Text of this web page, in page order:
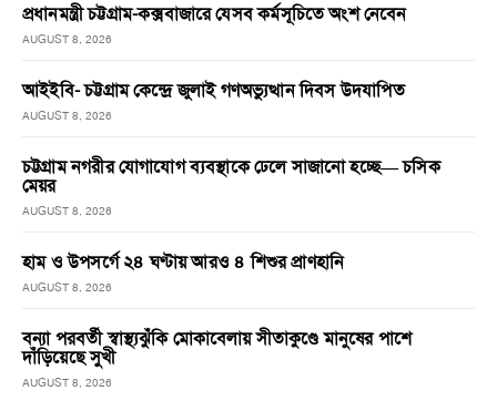
প্রধানমন্ত্রী চট্টগ্রাম-কক্সবাজারে যেসব কর্মসূচিতে অংশ নেবেন
AUGUST 8, 2026
আইইবি- চট্টগ্রাম কেন্দ্রে জুলাই গণঅভ্যুত্থান দিবস উদযাপিত
AUGUST 8, 2026
চট্টগ্রাম নগরীর যোগাযোগ ব্যবস্থাকে ঢেলে সাজানো হচ্ছে— চসিক
মেয়র
AUGUST 8, 2026
হাম ও উপসর্গে ২৪ ঘণ্টায় আরও ৪ শিশুর প্রাণহানি
AUGUST 8, 2026
বন্যা পরবর্তী স্বাস্থ্যঝুঁকি মোকাবেলায় সীতাকুণ্ডে মানুষের পাশে
দাঁড়িয়েছে সুখী
AUGUST 8, 2026